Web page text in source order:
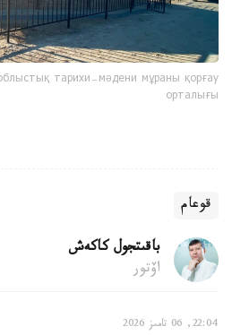
тарихи-мәдени мұраны қорғау
орталығы
قوعام
باقىتجول كاكەش
اۆتور
22:04, 06 تامىز 2026